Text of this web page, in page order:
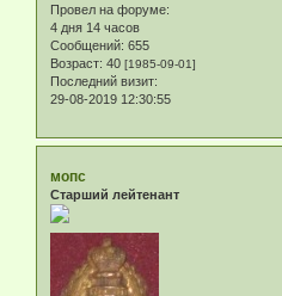
Провел на форуме:
4 дня 14 часов
Сообщений: 655
Возраст: 40 [1985-09-01]
Последний визит:
29-08-2019 12:30:55
мопс
Старший лейтенант